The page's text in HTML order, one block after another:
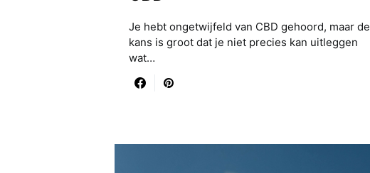
Je hebt ongetwijfeld van CBD gehoord, maar de
kans is groot dat je niet precies kan uitleggen
wat…